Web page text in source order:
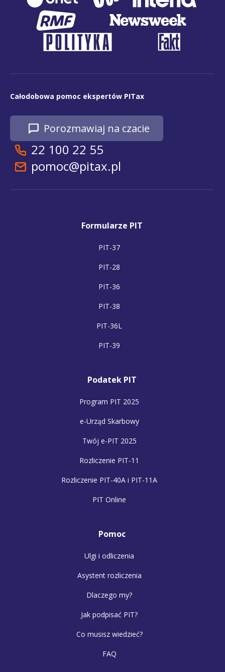
Całodobowa pomoc ekspertów PITax
Porozmawiaj na czacie
22 100 22 55
pomoc@pitax.pl
Formularze PIT
PIT-37
PIT-28
PIT-36
PIT-38
PIT-36L
PIT-39
Podatek PIT
Program PIT 2025
e-Urząd Skarbowy
Twój e-PIT 2025
Rozliczenie PIT-11
Rozliczenie PIT-40A i PIT-11A
PIT Online
Pomoc
Ulgi i odliczenia
Asystent rozliczenia
Dlaczego my?
Jak podpisać PIT?
Co musisz wiedzieć?
FAQ